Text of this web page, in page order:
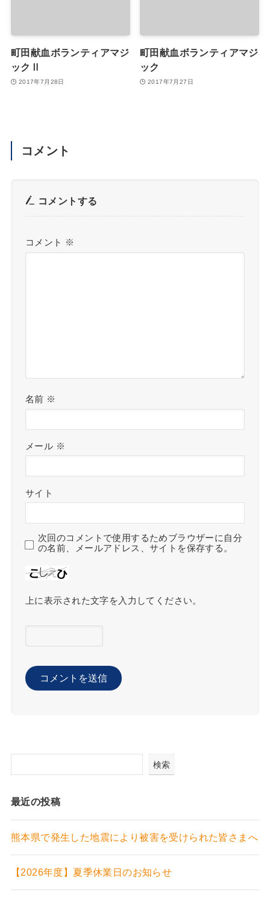
町田献血ボランティアマジ
ックⅡ
2017年7月28日
町田献血ボランティアマジ
ック
2017年7月27日
コメント
コメントする
コメント ※
名前 ※
メール ※
サイト
次回のコメントで使用するためブラウザーに自分
の名前、メールアドレス、サイトを保存する。
上に表示された文字を入力してください。
検索
最近の投稿
熊本県で発生した地震により被害を受けられた皆さまへ
【2026年度】夏季休業日のお知らせ